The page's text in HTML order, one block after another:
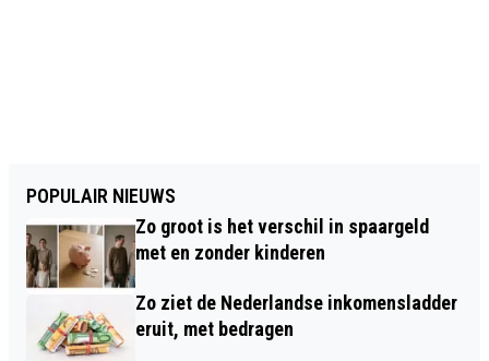
POPULAIR NIEUWS
Zo groot is het verschil in spaargeld
met en zonder kinderen
Zo ziet de Nederlandse inkomensladder
eruit, met bedragen